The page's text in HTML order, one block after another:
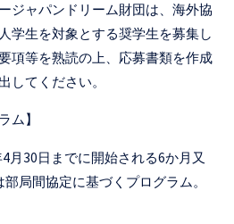
ジャパンドリーム財団は、海外協
学生を対象とする奨学生を募集し
項等を熟読の上、応募書類を作成
してください。
ム】
月30日までに開始される6か月又
局間協定に基づくプログラム。